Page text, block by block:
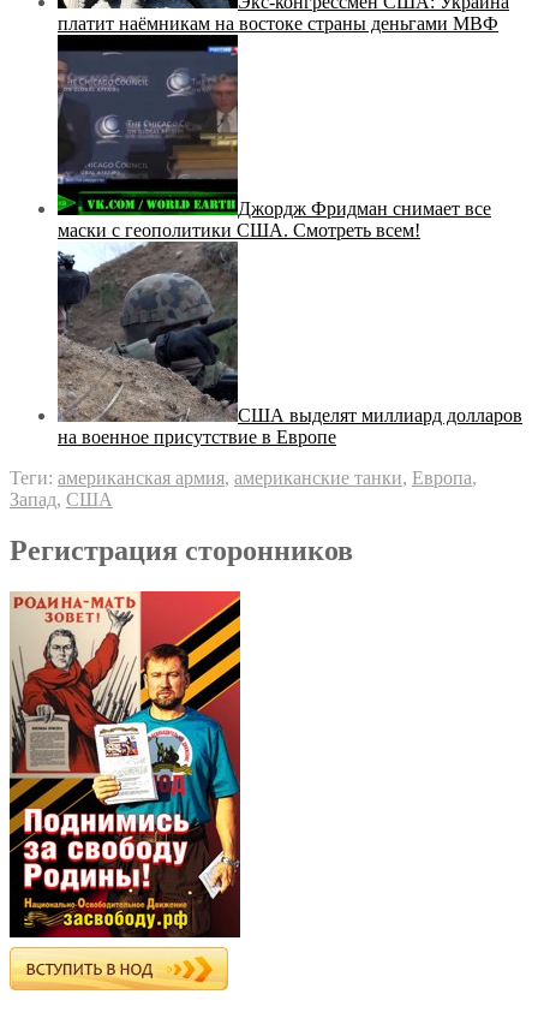
платит наёмникам на востоке страны деньгами МВФ
Джордж Фридман снимает все
маски с геополитики США. Смотреть всем!
США выделят миллиард долларов
на военное присутствие в Европе
Теги: американская армия, американские танки, Европа,
Запад, США
Регистрация сторонников